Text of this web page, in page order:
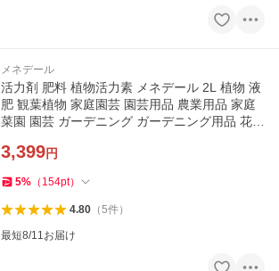
メネデール
活力剤 肥料 植物活力素 メネデール 2L 植物 液
肥 観葉植物 家庭園芸 園芸用品 農業用品 家庭
菜園 園芸 ガーデニング ガーデニング用品 花
3,399円
5% （ 154pt）
4.80（5件）
最短8/11お届け